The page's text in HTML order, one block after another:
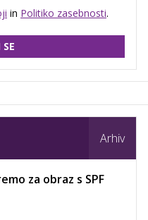
in Politiko zasebnosti.
Arhiv
za obraz s SPF